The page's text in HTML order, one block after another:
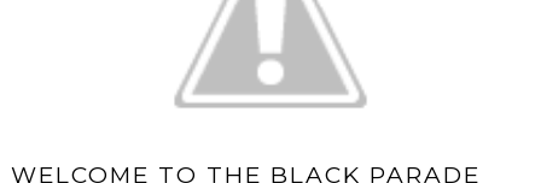
WELCOME TO THE BLACK PARADE